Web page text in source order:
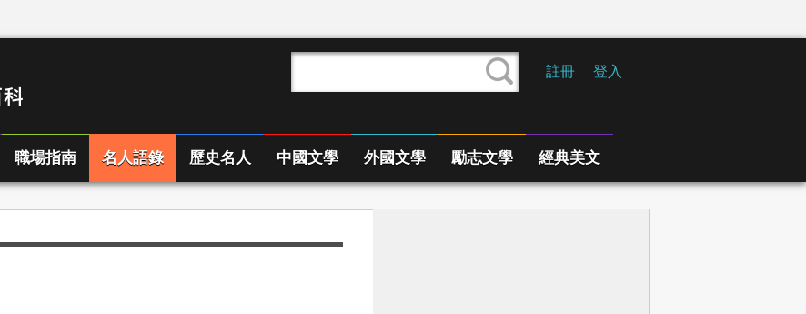
註冊 登入
職場指南 名人語錄 歷史名人 中國文學 外國文學 勵志文學 經典美文